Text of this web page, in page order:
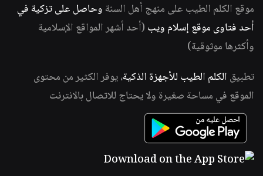
موقع الكلم الطيب على منهج أهل السنة وحاصل على تزكية في
أحد فتاوى موقع إسلام ويب (أحد أشهر المواقع الإسلامية
وأكثرها موثوقية)
تطبيق الكلم الطيب للأجهزة الذكية، يوفر الكثير من محتوى
الموقع في مساحة صغيرة ولا يحتاج للاتصال بالانترنت